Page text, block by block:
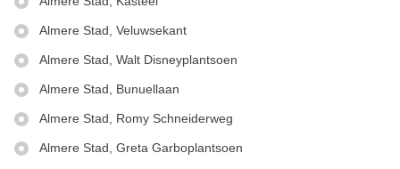
Eind
Almere Stad, Veluwsekant
Almere Stad, Walt Disneyplantsoen
Almere Stad, Bunuellaan
Almere Stad, Romy Schneiderweg
Almere Stad, Greta Garboplantsoen